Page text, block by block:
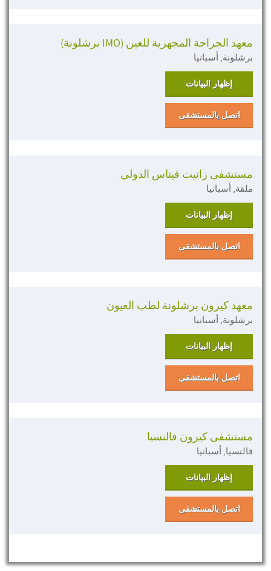
معهد الجراحة المجهرية للعين (IMO برشلونة)
برشلونة, أسبانيا
إظهار البيانات
اتصل بالمستشفى
مستشفى زانيت فيتاس الدولي
ملقة, أسبانيا
إظهار البيانات
اتصل بالمستشفى
معهد كيرون برشلونة لطب العيون
برشلونة, أسبانيا
إظهار البيانات
اتصل بالمستشفى
مستشفى كيرون فالنسيا
فالنسيا, أسبانيا
إظهار البيانات
اتصل بالمستشفى